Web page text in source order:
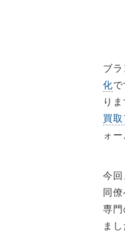
ブ
化
り
買
ォー
今
同
専
まし